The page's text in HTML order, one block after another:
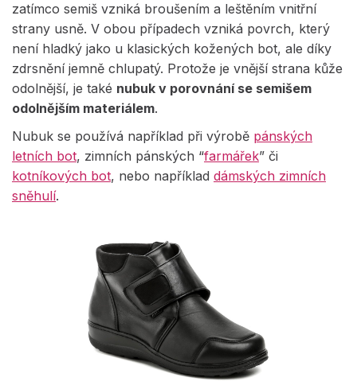
zatímco semiš vzniká broušením a leštěním vnitřní
strany usně. V obou případech vzniká povrch, který
není hladký jako u klasických kožených bot, ale díky
zdrsnění jemně chlupatý. Protože je vnější strana kůže
odolnější, je také nubuk v porovnání se semišem
odolnějším materiálem.
Nubuk se používá například při výrobě pánských
letních bot, zimních pánských “farmářek” či
kotníkových bot, nebo například dámských zimních
sněhulí.